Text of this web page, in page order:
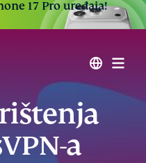
17 Pro uređaja!
a